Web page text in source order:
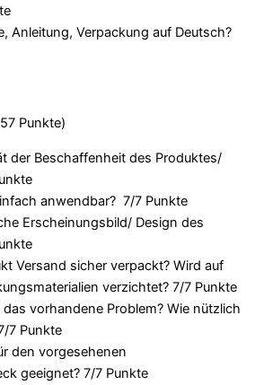
Anleitung, Verpackung auf Deutsch?
Punkte)
der Beschaffenheit des Produktes/
anwendbar? 7/7 Punkte
Erscheinungsbild/ Design des
Versand sicher verpackt? Wird auf
verzichtet? 7/7 Punkte
vorhandene Problem? Wie nützlich
7 Punkte
den vorgesehenen
geeignet? 7/7 Punkte